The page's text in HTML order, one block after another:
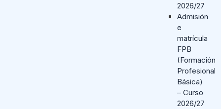
2026/27
Admisión
e
matrícula
FPB
(Formación
Profesional
Básica)
– Curso
2026/27